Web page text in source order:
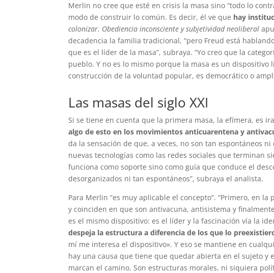
Merlin no cree que esté en crisis la masa sino “todo lo
modo de construir lo común. Es decir, él ve que hay
colonizar. Obediencia inconsciente y subjetividad neoliberal
decadencia la familia tradicional, “pero Freud está
que es el líder de la masa”, subraya. “Yo creo que la
pueblo. Y no es lo mismo porque la masa es un
construcción de la voluntad popular, es democrático o
Las masas del siglo XXI
Si se tiene en cuenta que la primera masa, la efímera, es
algo de esto en los movimientos anticuarentena y
da la sensación de que, a veces, no son tan espontáneos
nuevas tecnologías como las redes sociales que terminan
funciona como soporte sino como guía que conduce el
desorganizados ni tan espontáneos”, subraya el analista.
Para Merlin “es muy aplicable el concepto”. “Primero, en
y coinciden en que son antivacuna, antisistema y
es el mismo dispositivo: es el líder y la fascinación vía la
despeja la estructura a diferencia de los que lo
mí me interesa el dispositivo». Y eso se mantiene en
hay una causa que tiene que quedar abierta en el sujeto y
marcan el camino. Son estructuras morales, ni siquiera